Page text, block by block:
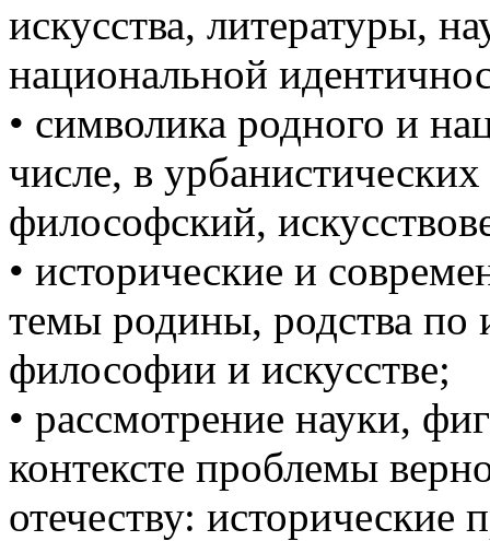
искусства, литературы,
национальной
• символика родного и
числе, в
философский,
• исторические и
темы родины, родства по
философии и искусстве;
• рассмотрение науки,
контексте проблемы
отечеству: